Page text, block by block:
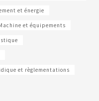
et énergie
et équipements
et règlementations